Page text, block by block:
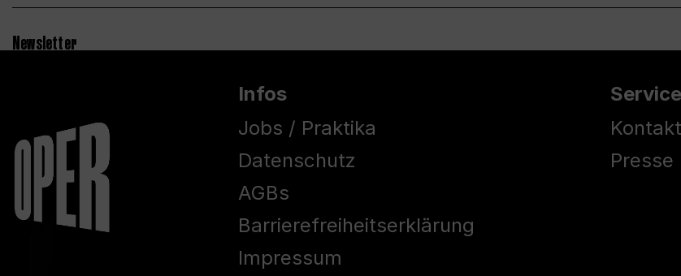
Newsletter
Infos
Jobs / Praktika
Datenschutz
AGBs
Barrierefreiheitserklärung
Impressum
Service
Kontakt
Presse